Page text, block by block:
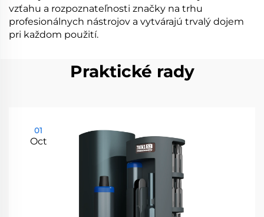
vzťahu a rozpoznateľnosti značky na trhu
profesionálnych nástrojov a vytvárajú trvalý dojem
pri každom použití.
Praktické rady
01
Oct